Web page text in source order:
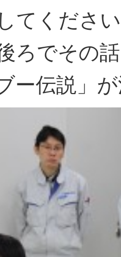
てくださ
ろでその
ー伝説」